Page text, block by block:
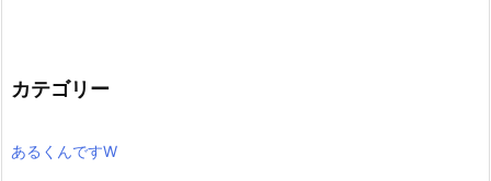
カテゴリー
あるくんですW